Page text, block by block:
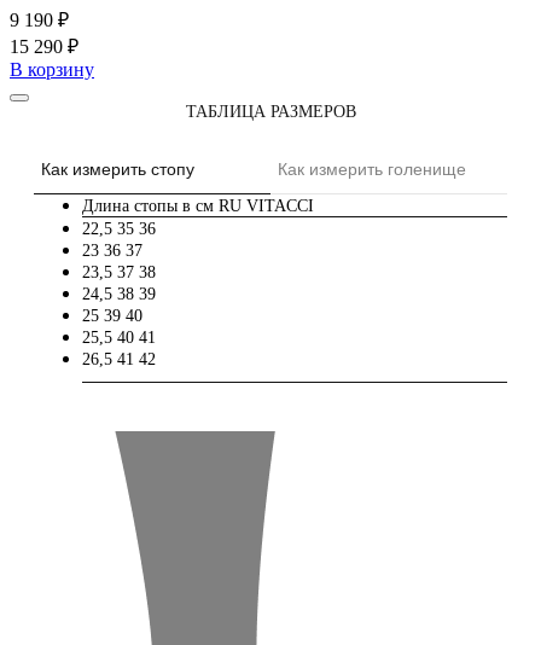
9 190 ₽
15 290 ₽
В корзину
ТАБЛИЦА РАЗМЕРОВ
Как измерить стопу Как измерить голенище
Длина стопы в см RU VITACCI
22,5 35 36
23 36 37
23,5 37 38
24,5 38 39
25 39 40
25,5 40 41
26,5 41 42